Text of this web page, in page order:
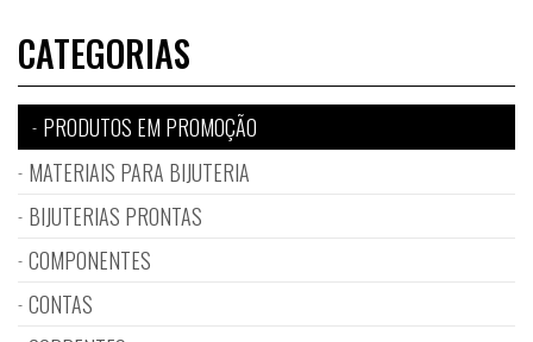
CATEGORIAS
PRODUTOS EM PROMOÇÃO
MATERIAIS PARA BIJUTERIA
BIJUTERIAS PRONTAS
COMPONENTES
CONTAS